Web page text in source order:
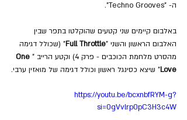
ה- "Techno Grooves".
באלבום קיימים שני קטעים שהוקלטו בתפר שבין
האלבום הראשון והשני "Full Throttle" (שכולל דגימה
מהסרט מלחמת הכוכבים - פרק 4) וקטע הרייב "
One
Love" שיצא כסינגל ראשון וכולל דגימה של מואזין ערבי.
https://youtu.be/bcxnbfRYM-g?
si=0gVvlrp0pC3H3c4W